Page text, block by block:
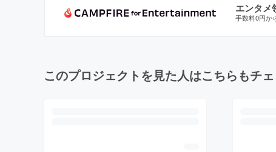
エンタメ
手数料0円か
このプロジェクトを見た人はこちらもチ